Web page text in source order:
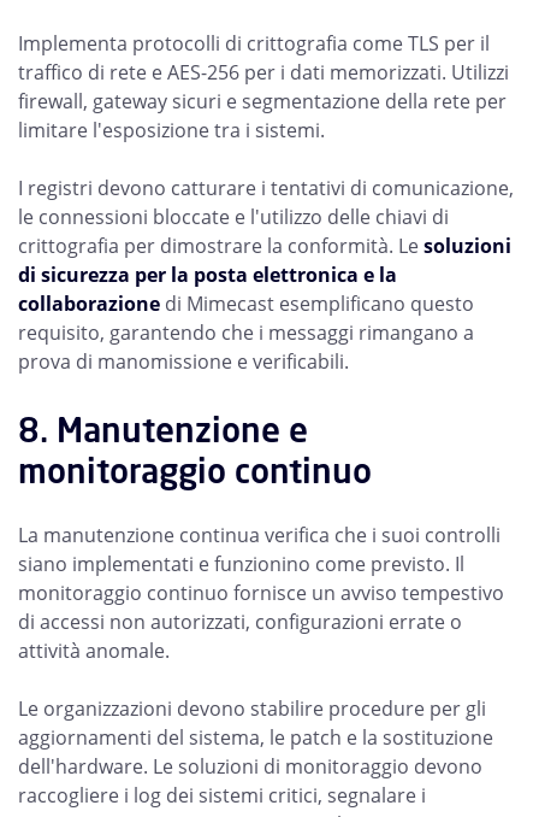
Implementa protocolli di crittografia come TLS per il
traffico di rete e AES-256 per i dati memorizzati. Utilizzi
firewall, gateway sicuri e segmentazione della rete per
limitare l'esposizione tra i sistemi.
I registri devono catturare i tentativi di comunicazione,
le connessioni bloccate e l'utilizzo delle chiavi di
crittografia per dimostrare la conformità. Lesoluzioni
di sicurezza per la posta elettronica e la
collaborazione di Mimecast esemplificano questo
requisito, garantendo che i messaggi rimangano a
prova di manomissione e verificabili.
8. Manutenzione e
monitoraggio continuo
La manutenzione continua verifica che i suoi controlli
siano implementati e funzionino come previsto. Il
monitoraggio continuo fornisce un avviso tempestivo
di accessi non autorizzati, configurazioni errate o
attività anomale.
Le organizzazioni devono stabilire procedure per gli
aggiornamenti del sistema, le patch e la sostituzione
dell'hardware. Le soluzioni di monitoraggio devono
raccogliere i log dei sistemi critici, segnalare i